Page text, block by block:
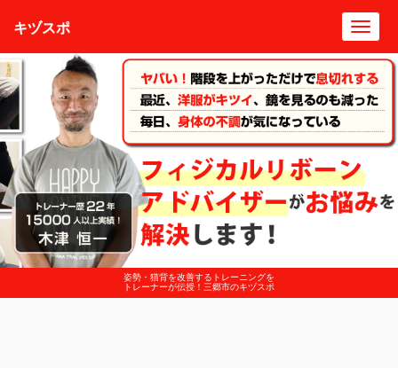
姿勢・猫背を改善するトレーニングを
トレーナーが伝授！三郷市のキヅスポ
キヅスポ